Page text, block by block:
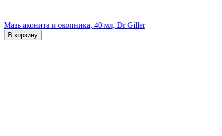
Мазь аконита и окопника, 40 мл, Dr Giller
В корзину